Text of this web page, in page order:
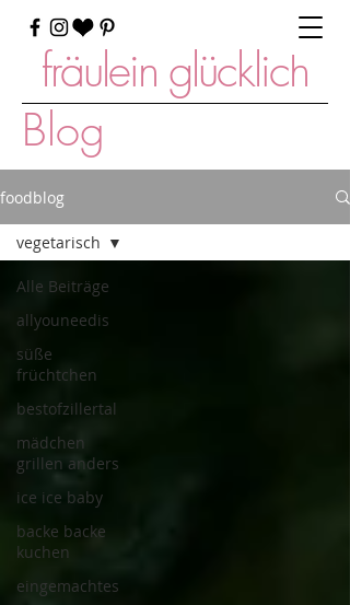
fräulein glücklich
Blog
foodblog
Alle Beiträge
allyouneedis
süße
früchtchen
bestofzillertal
mädchen
grillen anders
ice ice baby
backe backe
kuchen
eingemachtes
vegetarisch